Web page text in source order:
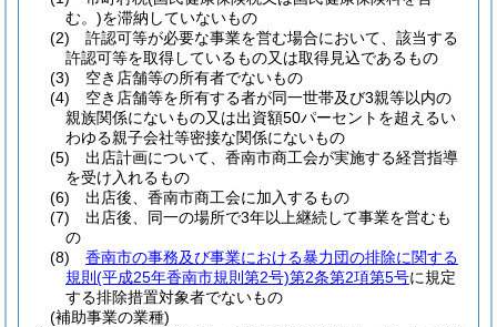
む。)を滞納していないもの
(2)
許認可等が必要な事業を営む場合において、該当する
許認可等を取得しているもの又は取得見込であるもの
(3)
空き店舗等の所有者でないもの
(4)
空き店舗等を所有する者が同一世帯及び3親等以内の
親族関係にないもの又は出資額50パーセントを超えるい
わゆる親子会社等密接な関係にないもの
(5)
出店計画について、香南市商工会が実施する経営指導
を受け入れるもの
(6)
出店後、香南市商工会に加入するもの
(7)
出店後、同一の場所で3年以上継続して事業を営むも
の
(8)
香南市の事務及び事業における暴力団の排除に関する
規則 (平成25年香南市規則第2号)第2条第2項第5号に規定
する排除措置対象者でないもの
(補助事業の業種)